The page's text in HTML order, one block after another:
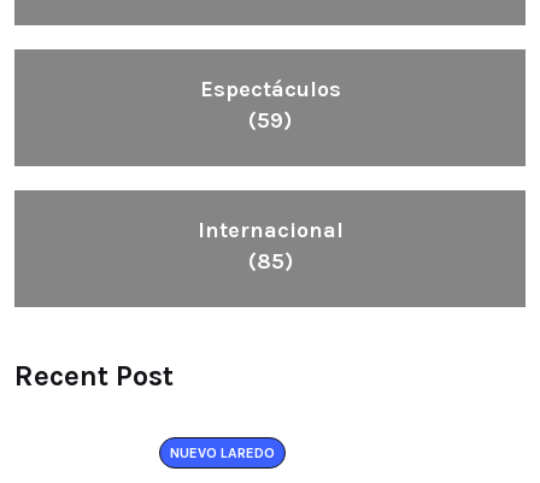
Espectáculos
(59)
Internacional
(85)
Recent Post
NUEVO LAREDO